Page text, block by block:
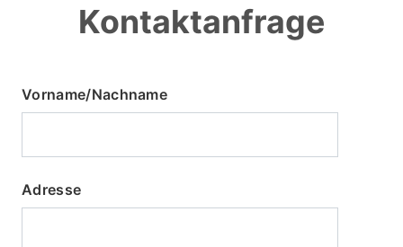
Kontaktanfrage
Vorname/Nachname
Adresse